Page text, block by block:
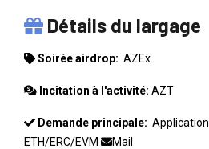
Détails du largage
Soirée airdrop: AZEx
Incitation à l'activité: AZT
Demande principale: Application
ETH/ERC/EVM
Mail